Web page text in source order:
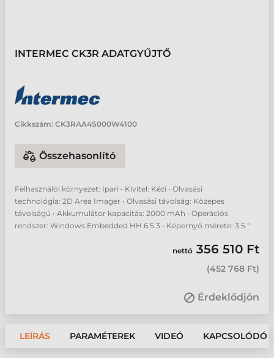
INTERMEC CK3R ADATGYŰJTŐ
Cikkszám: CK3RAA4S000W4100
Összehasonlító
Felhasználói környezet: Ipari • Kivitel: Kézi • Olvasási
technológia: 2D Area Imager • Olvasási távolság: Közepes
távolságú • Akkumulátor kapacitás: 2000 mAh • Operációs
rendszer: Windows Embedded HH 6.5.3 • Képernyő mérete: 3.5 "
nettó 356 510 Ft
(452 768 Ft)
Érdeklődjön
LEÍRÁS PARAMÉTEREK VIDEÓ KAPCSOLÓDÓ